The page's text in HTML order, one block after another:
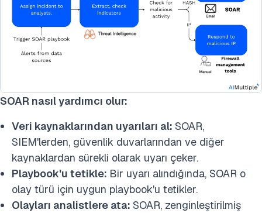
SOAR nasıl yardımcı olur:
Veri kaynaklarından uyarıları al: SOAR,
SIEM'lerden, güvenlik duvarlarından ve diğer
kaynaklardan sürekli olarak uyarı çeker.
Playbook'u tetikle: Bir uyarı alındığında, SOAR o
olay türü için uygun playbook'u tetikler.
Olayları analistlere ata: SOAR, zenginleştirilmiş